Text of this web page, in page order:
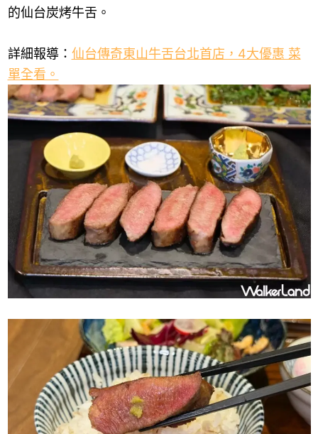
的仙台炭烤牛舌。
詳細報導： 仙台傳奇東山牛舌台北首店，4大優惠 菜
單全看。